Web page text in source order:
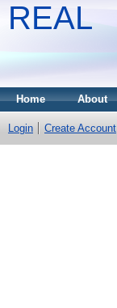
REAL
Home About
Login Create Account